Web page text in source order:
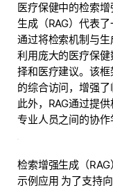
医疗保健中的检索
生成（RAG）代表
通过将检索机制与
利用庞大的医疗保
择和医疗建议。该
的综合访问，增强了
此外，RAG通过提
专业人员之间的协作
检索增强生成（
示例应用 为了支持